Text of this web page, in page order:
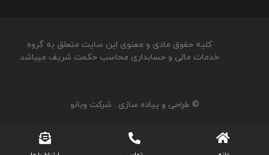
کلیه حقوق مادی و معنوی این سایت متعلق به گروه
خدمات مالی و حسابداری محاسب حکمت شریف میباشد
© طراحی و پیاده سازی : شرکت وبانو